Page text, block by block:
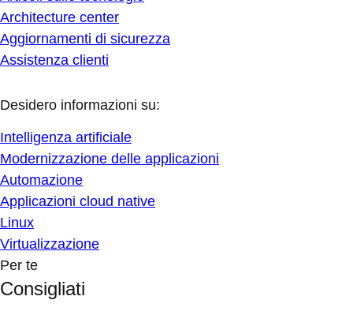
Architecture center
Aggiornamenti di sicurezza
Assistenza clienti
Desidero informazioni su:
Intelligenza artificiale
Modernizzazione delle applicazioni
Automazione
Applicazioni cloud native
Linux
Virtualizzazione
Per te
Consigliati